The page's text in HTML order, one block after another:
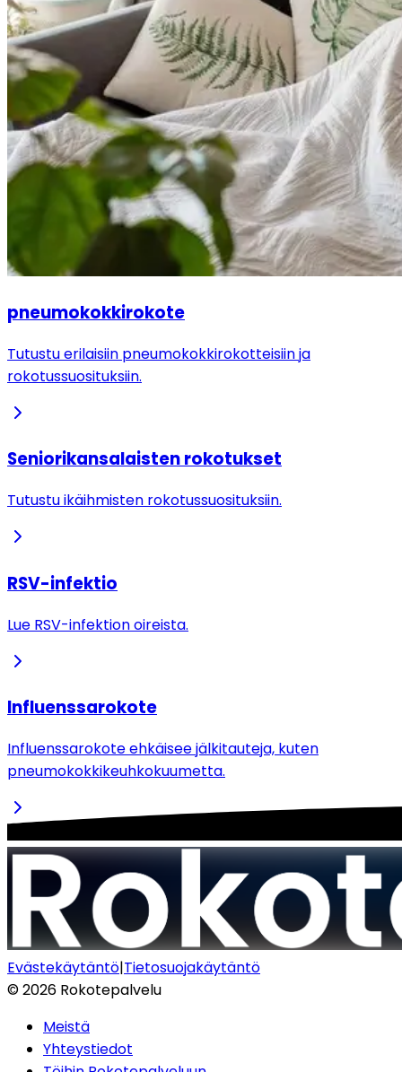
pneumokokkirokote
Tutustu erilaisiin pneumokokkirokotteisiin ja
rokotussuosituksiin.
Seniorikansalaisten rokotukset
Tutustu ikäihmisten rokotussuosituksiin.
RSV-infektio
Lue RSV-infektion oireista.
Influenssarokote
Influenssarokote ehkäisee jälkitauteja, kuten
pneumokokkikeuhkokuumetta.
Evästekäytäntö|Tietosuojakäytäntö
©2026 Rokotepalvelu
Meistä
Yhteystiedot